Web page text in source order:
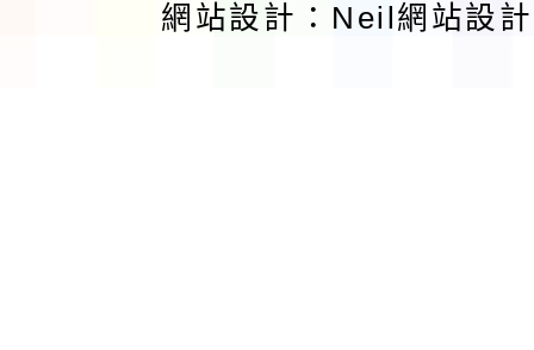
網站設計：Neil網站設